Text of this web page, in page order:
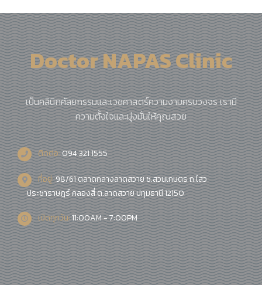
Doctor NAPAS Clinic
เป็นคลินิกศัลยกรรมและเวชศาสตร์ความงามครบวงจร เรามี
ความตั้งใจและมุ่งมั่นให้คุณสวย
ติดต่อ:094 321 1555
ที่อยู่:98/61 ตลาดกลางลาดสวาย ซ.สวนเกษตร ถ.ไสว
ประชาราษฎร์ คลองสี่ ต.ลาดสวาย ปทุมธานี 12150
เปิดทุกวัน:11:00AM - 7:00PM